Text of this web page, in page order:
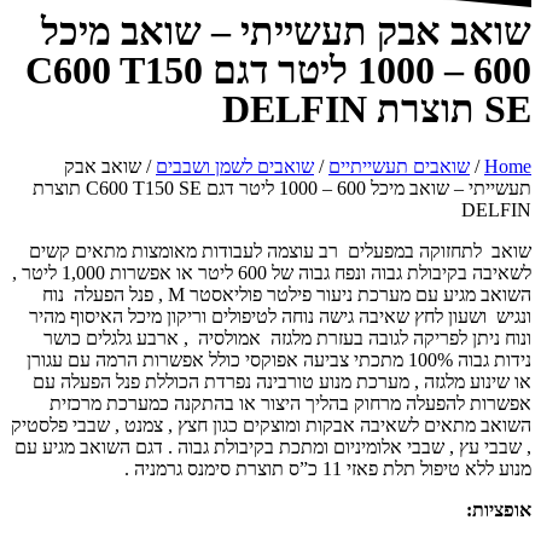
שואב אבק תעשייתי – שואב מיכל
600 – 1000 ליטר דגם C600 T150
SE תוצרת DELFIN
Home
/ שואבים תעשייתיים / שואבים לשמן ושבבים / שואב אבק
תעשייתי – שואב מיכל 600 – 1000 ליטר דגם C600 T150 SE תוצרת
DELFIN
שואב לתחזוקה במפעלים רב עוצמה לעבודות מאומצות מתאים קשים
לשאיבה בקיבולת גבוה ונפח גבוה של 600 ליטר או אפשרות 1,000 ליטר ,
השואב מגיע עם מערכת ניעור פילטר פוליאסטר M , פנל הפעלה נוח
ונגיש ושעון לחץ שאיבה גישה נוחה לטיפולים וריקון מיכל האיסוף מהיר
ונוח ניתן לפריקה לגובה בעזרת מלגזה אמולסיה , ארבע גלגלים כושר
נידות גבוה 100% מתכתי צביעה אפוקסי כולל אפשרות הרמה עם עגורן
או שינוע מלגזה , מערכת מנוע טורבינה נפרדת הכוללת פנל הפעלה עם
אפשרות להפעלה מרחוק בהליך היצור או בהתקנה כמערכת מרכזית
השואב מתאים לשאיבה אבקות ומוצקים כגון חצץ , צמנט , שבבי פלסטיק
, שבבי עץ , שבבי אלומיניום ומתכת בקיבולת גבוה . דגם השואב מגיע עם
מנוע ללא טיפול תלת פאזי 11 כ”ס תוצרת סימנס גרמניה .
אופציות: